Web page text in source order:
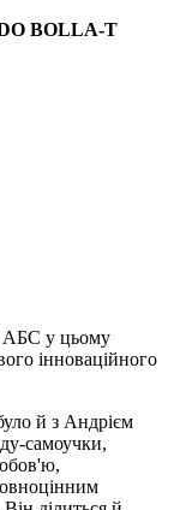
BOLLA-T
АБС у цьому
інноваційного
й з Андрієм
самоучки,